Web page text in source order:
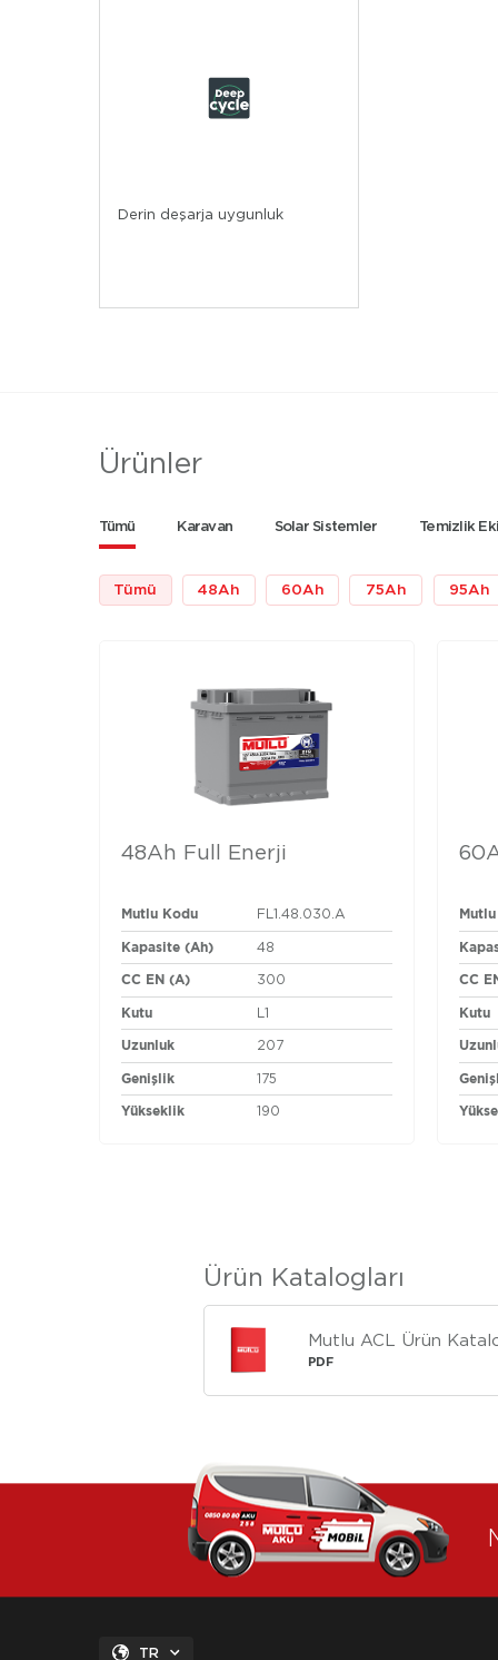
Derin deşarja uygunluk
Ürünler
Tümü Karavan Solar Sistemler Temizlik
Tümü 48Ah 60Ah 75Ah 95Ah
48Ah Full Enerji
Mutlu Kodu FL1.48.030.A
Kapasite (Ah) 48
CC EN (A) 300
Kutu L1
Uzunluk 207
Genişlik 175
Yükseklik 190
CC
Kutu
Ürün Katalogları
Mutlu ACL Ürün
PDF
TR